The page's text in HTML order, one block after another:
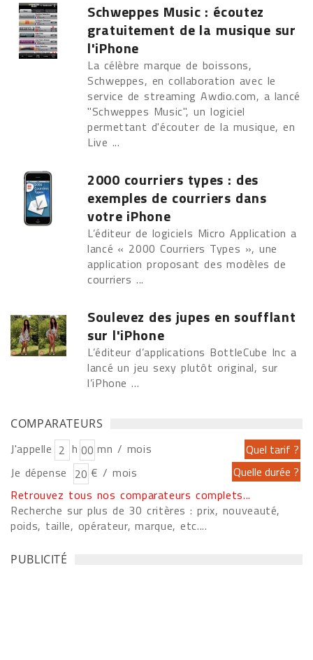
Schweppes Music : écoutez
gratuitement de la musique sur
l'iPhone
La célèbre marque de boissons,
Schweppes, en collaboration avec le
service de streaming Awdio.com, a lancé
"Schweppes Music", un logiciel
permettant d'écouter de la musique, en
Live ...
2000 courriers types : des
exemples de courriers dans
votre iPhone
L’éditeur de logiciels Micro Application a
lancé « 2000 Courriers Types », une
application proposant des modèles de
courriers ...
Soulevez des jupes en soufflant
sur l'iPhone
L’éditeur d’applications BottleCube Inc a
lancé un jeu sexy plutôt original, sur
l’iPhone ...
COMPARATEURS
J'appelle h
mn / mois
Je dépense
€ / mois
Retrouvez tous nos comparateurs complets...
Recherche sur plus de 30 critères : prix, nouveauté,
poids, taille, opérateur, marque, etc....
PUBLICITÉ